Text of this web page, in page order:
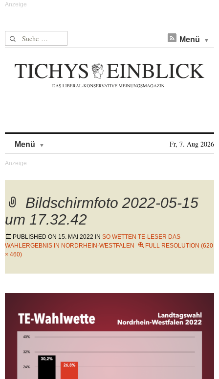
Suche nach: Menü
Menü Fr, 7. Aug 2026
Bildschirmfoto 2022-05-15
um 17.32.42
PUBLISHED ON 15. MAI 2022 IN SO WETTEN TE-LESER DAS
WAHLERGEBNIS IN NORDRHEIN-WESTFALEN
FULL RESOLUTION (620
× 460)